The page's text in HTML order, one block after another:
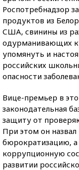
Роспотребнадзор
продуктов из
США, свинины из
одурманивающих
упомянуть и
российских
опасности
Вице-премьер в
законодательная
защиту от
При этом он
бюрократизацию, а
коррупционную
развитии